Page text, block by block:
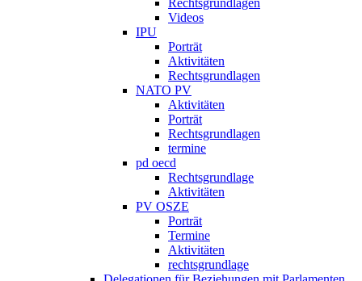
Rechtsgrundlagen
Videos
IPU
Porträt
Aktivitäten
Rechtsgrundlagen
NATO PV
Aktivitäten
Porträt
Rechtsgrundlagen
termine
pd oecd
Rechtsgrundlage
Aktivitäten
PV OSZE
Porträt
Termine
Aktivitäten
rechtsgrundlage